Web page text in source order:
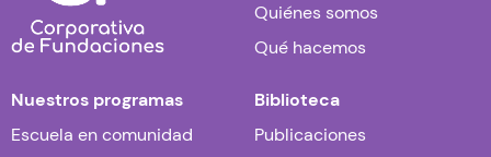
Quiénes somos
Qué hacemos
Nuestros programas
Escuela en comunidad
Biblioteca
Publicaciones